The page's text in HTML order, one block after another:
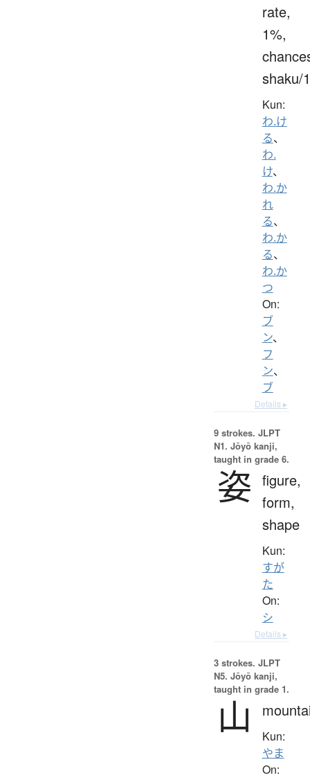
rate,
1%,
shaku/
Kun:
わ.け
る、
わ.
け、
わ.か
れ
る、
わ.か
る、
わ.か
つ
On:
ブ
ン、
フ
ン、
ブ
Details ▸
9 strokes. JLPT
N1. Jōyō kanji,
taught in grade 6.
姿 figure,
form,
shape
Kun:
すが
た
On:
シ
Details ▸
3 strokes. JLPT
N5. Jōyō kanji,
taught in grade 1.
山 Kun:
やま
On: